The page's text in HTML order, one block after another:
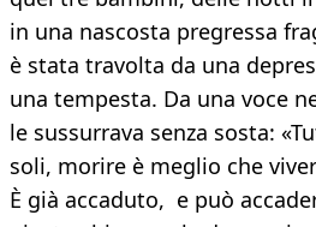
in una nascosta pregressa
è stata travolta da una
una tempesta. Da una voce
le sussurrava senza sosta:
soli, morire è meglio che
È già accaduto, e può